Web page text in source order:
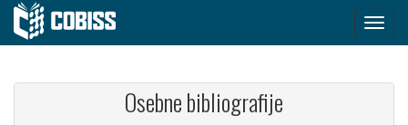
Osebne bibliografije